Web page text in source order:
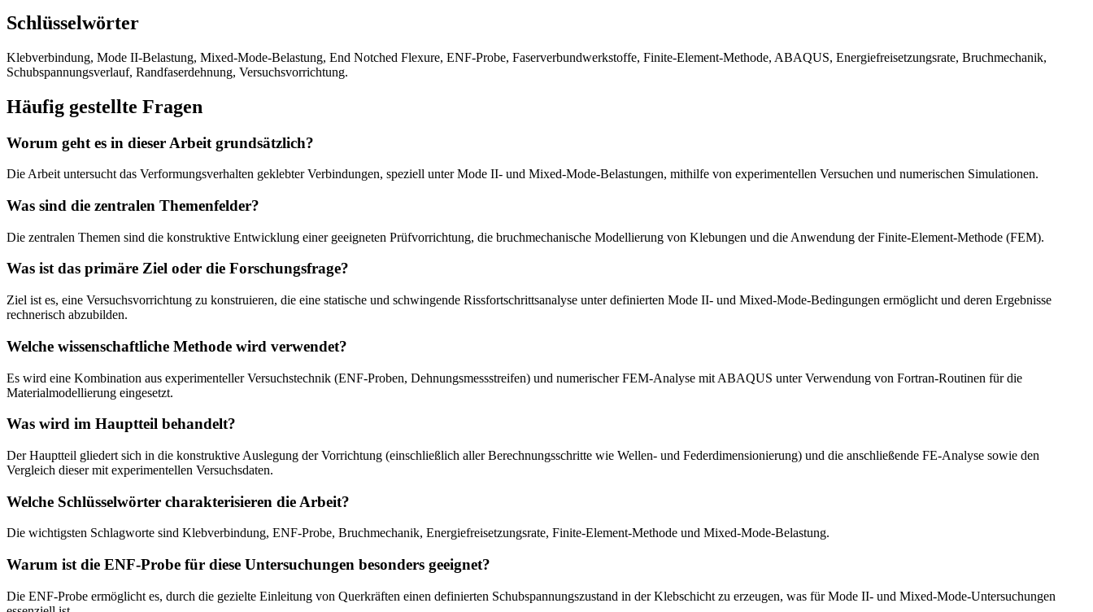
Schlüsselwörter
Klebverbindung, Mode II-Belastung, Mixed-Mode-Belastung, End Notched Flexure, ENF-Probe, Faserverbundwerkstoffe, Finite-Element-Methode, ABAQUS, Energiefreisetzungsrate, Bruchmechanik,
Schubspannungsverlauf, Randfaserdehnung, Versuchsvorrichtung.
Häufig gestellte Fragen
Worum geht es in dieser Arbeit grundsätzlich?
Die Arbeit untersucht das Verformungsverhalten geklebter Verbindungen, speziell unter Mode II- und Mixed-Mode-Belastungen, mithilfe von experimentellen Versuchen und numerischen Simulationen.
Was sind die zentralen Themenfelder?
Die zentralen Themen sind die konstruktive Entwicklung einer geeigneten Prüfvorrichtung, die bruchmechanische Modellierung von Klebungen und die Anwendung der Finite-Element-Methode (FEM).
Was ist das primäre Ziel oder die Forschungsfrage?
Ziel ist es, eine Versuchsvorrichtung zu konstruieren, die eine statische und schwingende Rissfortschrittsanalyse unter definierten Mode II- und Mixed-Mode-Bedingungen ermöglicht und deren Ergebnisse
rechnerisch abzubilden.
Welche wissenschaftliche Methode wird verwendet?
Es wird eine Kombination aus experimenteller Versuchstechnik (ENF-Proben, Dehnungsmessstreifen) und numerischer FEM-Analyse mit ABAQUS unter Verwendung von Fortran-Routinen für die
Materialmodellierung eingesetzt.
Was wird im Hauptteil behandelt?
Der Hauptteil gliedert sich in die konstruktive Auslegung der Vorrichtung (einschließlich aller Berechnungsschritte wie Wellen- und Federdimensionierung) und die anschließende FE-Analyse sowie den
Vergleich dieser mit experimentellen Versuchsdaten.
Welche Schlüsselwörter charakterisieren die Arbeit?
Die wichtigsten Schlagworte sind Klebverbindung, ENF-Probe, Bruchmechanik, Energiefreisetzungsrate, Finite-Element-Methode und Mixed-Mode-Belastung.
Warum ist die ENF-Probe für diese Untersuchungen besonders geeignet?
Die ENF-Probe ermöglicht es, durch die gezielte Einleitung von Querkräften einen definierten Schubspannungszustand in der Klebschicht zu erzeugen, was für Mode II- und Mixed-Mode-Untersuchungen